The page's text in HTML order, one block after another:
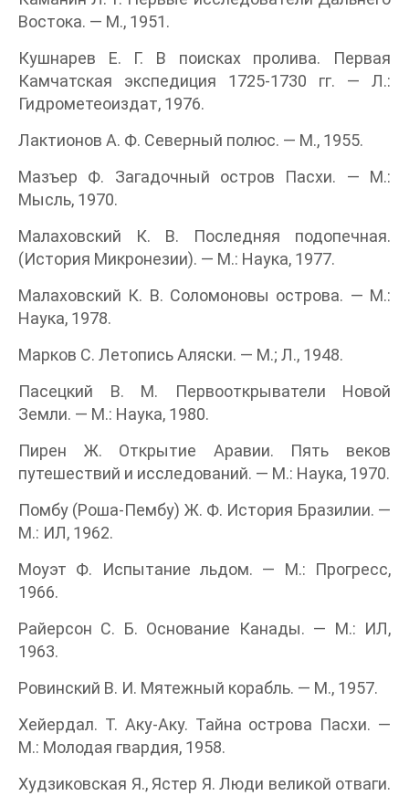
Востока. — М., 1951.
Кушнарев Е. Г. В поисках пролива. Первая
Камчатская экспедиция 1725-1730 гг. — Л.:
Гидрометеоиздат, 1976.
Лактионов А. Ф. Северный полюс. — М., 1955.
Мазъер Ф. Загадочный остров Пасхи. — М.:
Мысль, 1970.
Малаховский К. В. Последняя подопечная.
(История Микронезии). — М.: Наука, 1977.
Малаховский К. В. Соломоновы острова. — М.:
Наука, 1978.
Марков С. Летопись Аляски. — М.; Л., 1948.
Пасецкий В. М. Первооткрыватели Новой
Земли. — М.: Наука, 1980.
Пирен Ж. Открытие Аравии. Пять веков
путешествий и исследований. — М.: Наука, 1970.
Помбу (Роша-Пембу) Ж. Ф. История Бразилии. —
М.: ИЛ, 1962.
Моуэт Ф. Испытание льдом. — М.: Прогресс,
1966.
Райерсон С. Б. Основание Канады. — М.: ИЛ,
1963.
Ровинский В. И. Мятежный корабль. — М., 1957.
Хейердал. Т. Аку-Аку. Тайна острова Пасхи. —
М.: Молодая гвардия, 1958.
Худзиковская Я., Ястер Я. Люди великой отваги.